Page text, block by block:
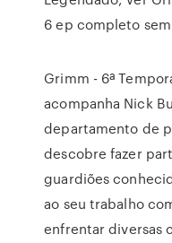
6 ep completo
Grimm - 6ª
acompanha Nick
departamento de
descobre fazer
guardiões
ao seu trabalho
enfrentar diversas